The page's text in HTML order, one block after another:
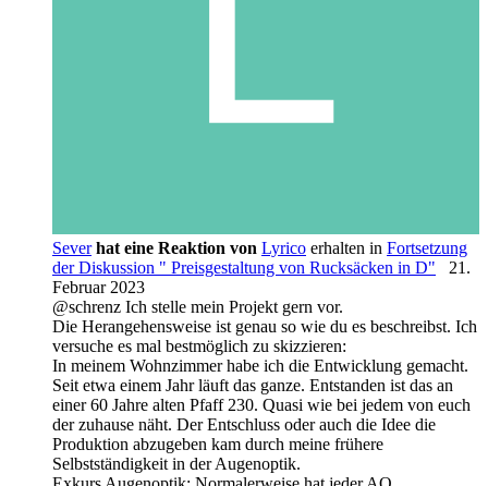
Sever hat eine Reaktion von Lyrico erhalten in Fortsetzung
der Diskussion " Preisgestaltung von Rucksäcken in D"
21.
Februar 2023
@schrenz Ich stelle mein Projekt gern vor.
Die Herangehensweise ist genau so wie du es beschreibst. Ich
versuche es mal bestmöglich zu skizzieren:
In meinem Wohnzimmer habe ich die Entwicklung gemacht.
Seit etwa einem Jahr läuft das ganze. Entstanden ist das an
einer 60 Jahre alten Pfaff 230. Quasi wie bei jedem von euch
der zuhause näht. Der Entschluss oder auch die Idee die
Produktion abzugeben kam durch meine frühere
Selbstständigkeit in der Augenoptik.